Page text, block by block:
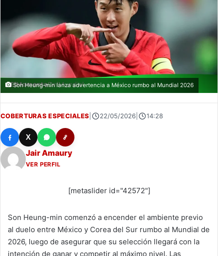
Son Heung-min lanza advertencia a México rumbo al Mundial 2026
COBERTURAS ESPECIALES 22/05/2026 14:28
X
Jair Amaury
VER PERFIL
[metaslider id="42572"]
Son Heung-min comenzó a encender el ambiente previo
al duelo entre México y Corea del Sur rumbo al Mundial de
2026, luego de asegurar que su selección llegará con la
intención de ganar y competir al máximo nivel. Las